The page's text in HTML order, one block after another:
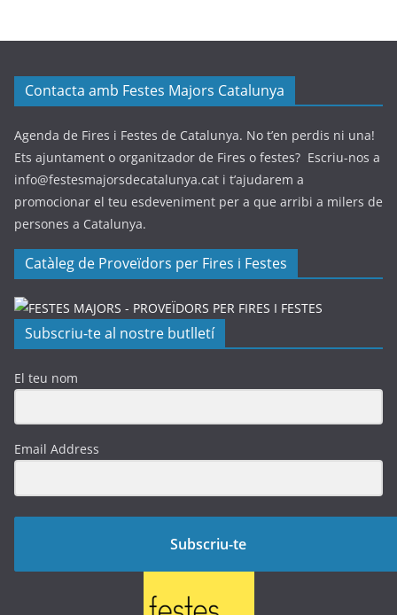
Contacta amb Festes Majors Catalunya
Agenda de Fires i Festes de Catalunya. No t’en perdis ni una!
Ets ajuntament o organitzador de Fires o festes? Escriu-nos a
info@festesmajorsdecatalunya.cat i t’ajudarem a
promocionar el teu esdeveniment per a que arribi a milers de
persones a Catalunya.
Catàleg de Proveïdors per Fires i Festes
Subscriu-te al nostre butlletí
El teu nom
Email Address
Subscriu-te